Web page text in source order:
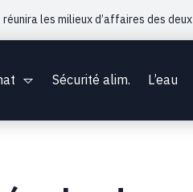
les milieux d’affaires des deux
Sécurité alim. L’eau